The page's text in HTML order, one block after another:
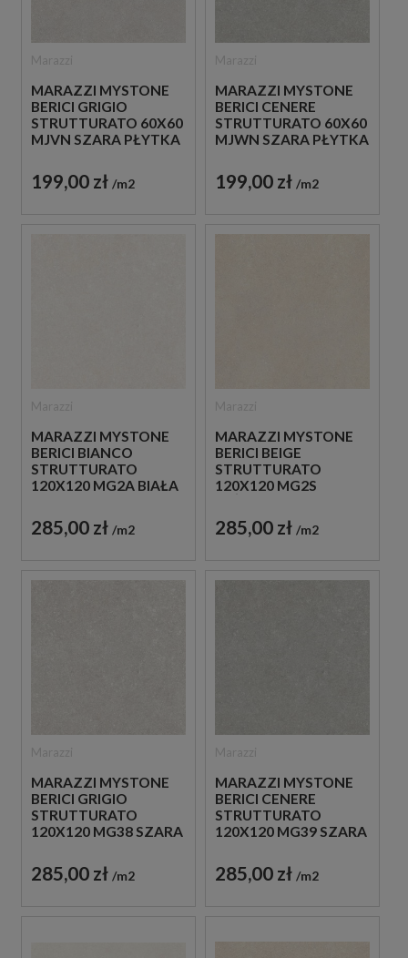
MARAZZI MYSTONE
BERICI GRIGIO
STRUTTURATO 60X60
MJVN SZARA PŁYTKA
IMITUJĄCA KAMIEŃ
199,00 zł m2
MARAZZI MYSTONE
BERICI CENERE
STRUTTURATO 60X60
MJWN SZARA PŁYTKA
IMITUJĄCA KAMIEŃ
199,00 zł m2
MARAZZI MYSTONE
BERICI BIANCO
STRUTTURATO
120X120 MG2A BIAŁA
STRUKTURALNA
IMITUJĄCA KAMIEŃ
285,00 zł m2
MARAZZI MYSTONE
BERICI BEIGE
STRUTTURATO
120X120 MG2S
STRUKTURALNA
IMITUJĄCA KAMIEŃ
285,00 zł m2
MARAZZI MYSTONE
BERICI GRIGIO
STRUTTURATO
120X120 MG38 SZARA
STRUKTURALNA
IMITUJĄCA KAMIEŃ
285,00 zł m2
MARAZZI MYSTONE
BERICI CENERE
STRUTTURATO
120X120 MG39 SZARA
STRUKTURALNA
IMITUJĄCA KAMIEŃ
285,00 zł m2